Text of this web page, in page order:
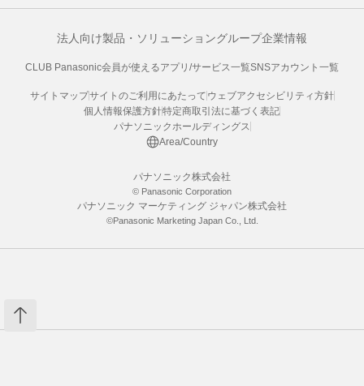
法人向け製品・ソリューショングループ企業情報
CLUB Panasonic会員が使えるアプリ/サービス一覧SNSアカウント一覧
サイトマップサイトのご利用にあたって ウェブアクセシビリティ方針
個人情報保護方針特定商取引法に基づく表記
パナソニックホールディングス
Area/Country
パナソニック株式会社
© Panasonic Corporation
パナソニック マーケティング ジャパン株式会社
©Panasonic Marketing Japan Co., Ltd.